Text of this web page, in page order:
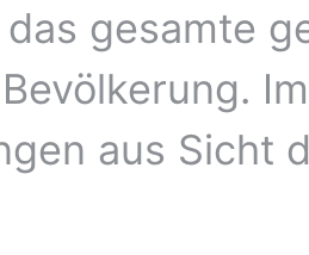
gesamte
aus Sicht